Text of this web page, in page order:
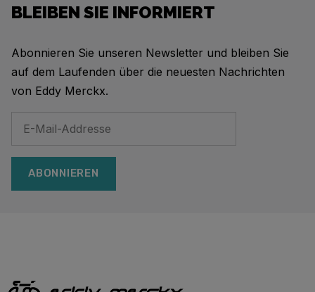
BLEIBEN SIE INFORMIERT
Abonnieren Sie unseren Newsletter und bleiben Sie
auf dem Laufenden über die neuesten Nachrichten
von Eddy Merckx.
ABONNIEREN